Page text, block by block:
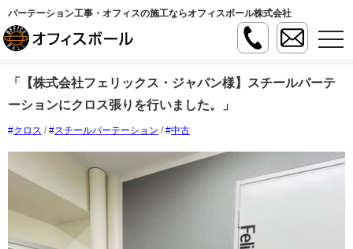
パーテーション工事・オフィスの施工ならオフィスボール株式会社
t
o
l
g
a
「【株式会社フェリックス・ジャパン様】スチールパーテ
ーションにクロス張りを行いました。」
クロス / スチールパーテーション / 中古